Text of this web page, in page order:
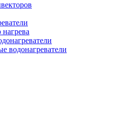
водонагреватели